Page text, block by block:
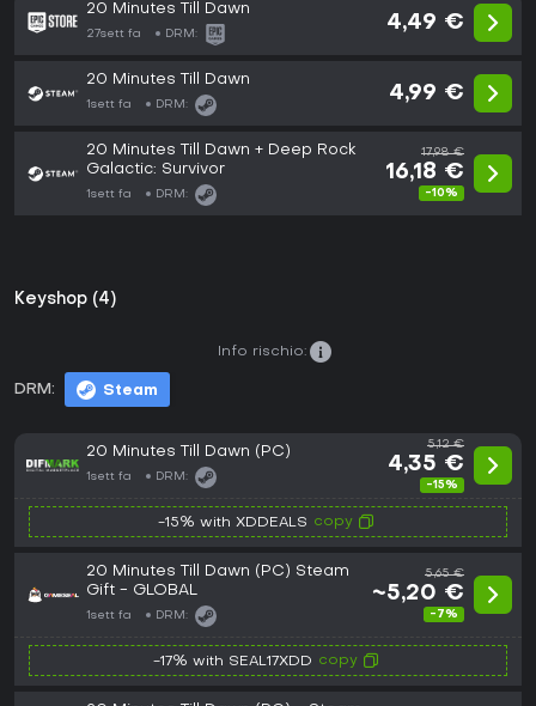
20 Minutes Till Dawn
27sett fa DRM:
4,49 €
20 Minutes Till Dawn
1sett fa DRM:
4,99 €
20 Minutes Till Dawn + Deep Rock
Galactic: Survivor
1sett fa DRM:
17,98 €
16,18 €
-10%
Keyshop (4)
DRM: Steam
Info rischio:
20 Minutes Till Dawn (PC)
1sett fa DRM:
5,12 €
4,35 €
-15%
-15% with XDDEALS copy
20 Minutes Till Dawn (PC) Steam
Gift - GLOBAL
1sett fa DRM:
5,65 €
~5,20 €
-7%
-17% with SEAL17XDD copy